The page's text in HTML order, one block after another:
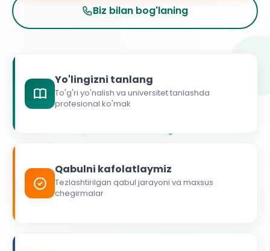
Biz bilan bog'laning
Yo'lingizni tanlang
To'g'ri yo'nalish va universitet tanlashda
profesional ko'mak
Qabulni kafolatlaymiz
Tezlashtirilgan qabul jarayoni va maxsus
chegirmalar